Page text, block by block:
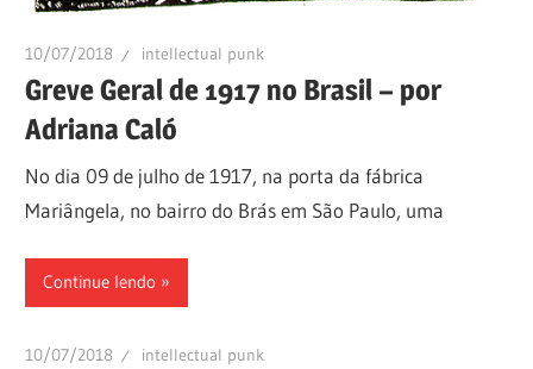
10/07/2018 intellectual punk
Greve Geral de 1917 no Brasil – por
Adriana Caló
No dia 09 de julho de 1917, na porta da fábrica
Mariângela, no bairro do Brás em São Paulo, uma
Continue lendo
10/07/2018 intellectual punk